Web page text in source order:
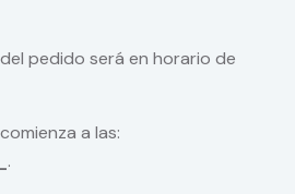
pedido será en horario de
a las:
.